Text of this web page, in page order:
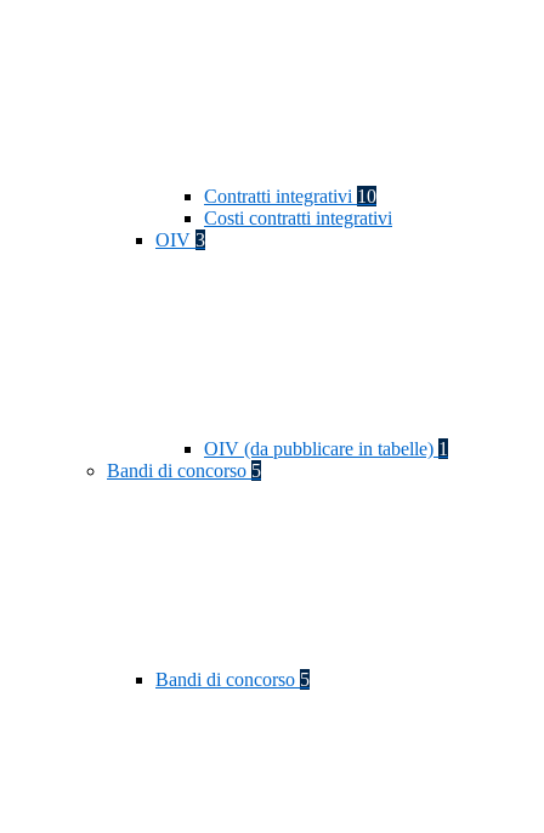
Contratti integrativi 10
Costi contratti integrativi
OIV 3
OIV (da pubblicare in tabelle) 1
Bandi di concorso 5
Bandi di concorso 5